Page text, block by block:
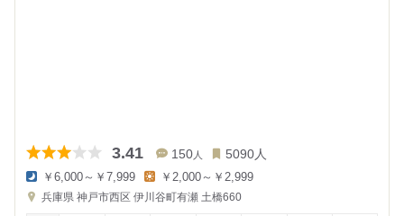
3.41 150人 5090人
夜
の
￥6,000～￥7,999
昼
の
￥2,000～￥2,999
兵庫県 神戸市西区 伊川谷町有瀬 土橋660